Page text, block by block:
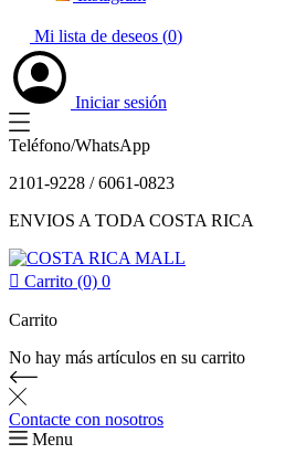
Mi lista de deseos (0)
Iniciar sesión
Teléfono/WhatsApp
2101-9228 / 6061-0823
ENVIOS A TODA COSTA RICA
 Carrito (0) 0
Carrito
No hay más artículos en su carrito
Contacte con nosotros
Menu